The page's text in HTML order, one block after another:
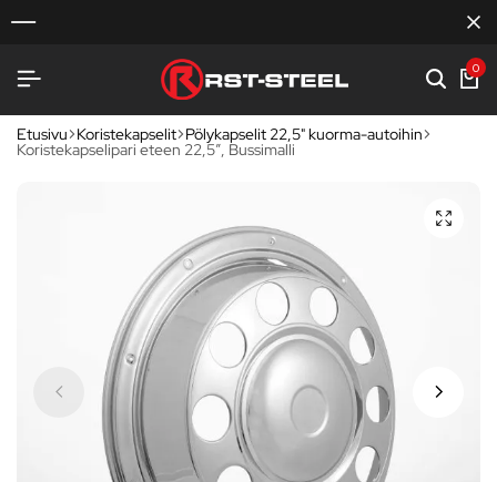
0
Etusivu Koristekapselit Pölykapselit 22,5" kuorma-autoihin
Koristekapselipari eteen 22,5″, Bussimalli